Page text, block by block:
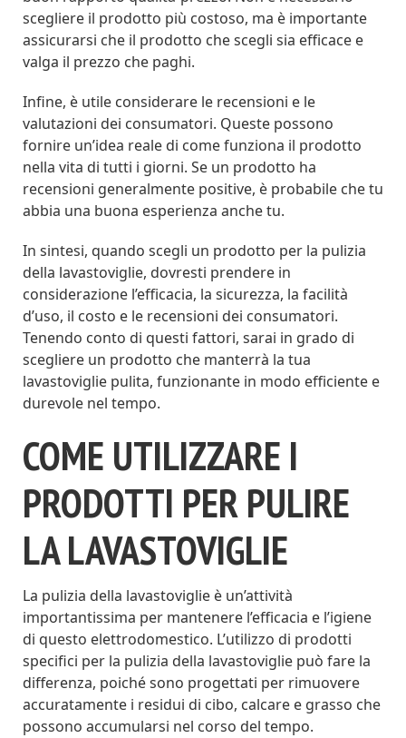
scegliere il prodotto più costoso, ma è importante
assicurarsi che il prodotto che scegli sia efficace e
valga il prezzo che paghi.
Infine, è utile considerare le recensioni e le
valutazioni dei consumatori. Queste possono
fornire un’idea reale di come funziona il prodotto
nella vita di tutti i giorni. Se un prodotto ha
recensioni generalmente positive, è probabile che tu
abbia una buona esperienza anche tu.
In sintesi, quando scegli un prodotto per la pulizia
della lavastoviglie, dovresti prendere in
considerazione l’efficacia, la sicurezza, la facilità
d’uso, il costo e le recensioni dei consumatori.
Tenendo conto di questi fattori, sarai in grado di
scegliere un prodotto che manterrà la tua
lavastoviglie pulita, funzionante in modo efficiente e
durevole nel tempo.
COME UTILIZZARE I
PRODOTTI PER PULIRE
LA LAVASTOVIGLIE
La pulizia della lavastoviglie è un’attività
importantissima per mantenere l’efficacia e l’igiene
di questo elettrodomestico. L’utilizzo di prodotti
specifici per la pulizia della lavastoviglie può fare la
differenza, poiché sono progettati per rimuovere
accuratamente i residui di cibo, calcare e grasso che
possono accumularsi nel corso del tempo.